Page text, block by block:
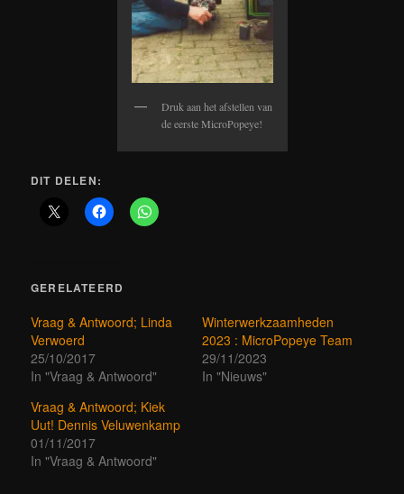
Druk aan het afstellen van
de eerste MicroPopeye!
DIT DELEN:
GERELATEERD
Vraag & Antwoord; Linda
Verwoerd
25/10/2017
In "Vraag & Antwoord"
Winterwerkzaamheden
2023 : MicroPopeye Team
29/11/2023
In "Nieuws"
Vraag & Antwoord; Kiek
Uut! Dennis Veluwenkamp
01/11/2017
In "Vraag & Antwoord"